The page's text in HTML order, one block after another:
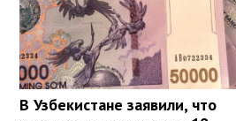
В Узбекистане заявили, что